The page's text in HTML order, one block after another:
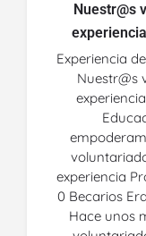
Nuestr@s
Experiencia
Nuestr@s
experiencia
0 Becarios
Hace unos